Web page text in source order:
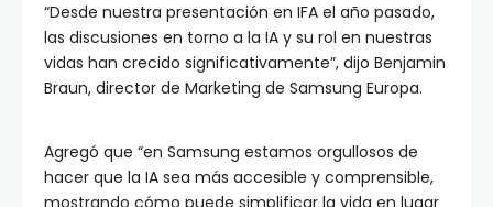
“Desde nuestra presentación en IFA el año pasado,
las discusiones en torno a la IA y su rol en nuestras
vidas han crecido significativamente”, dijo Benjamin
Braun, director de Marketing de Samsung Europa.
Agregó que “en Samsung estamos orgullosos de
hacer que la IA sea más accesible y comprensible,